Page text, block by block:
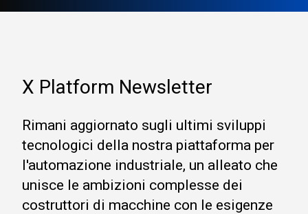
X Platform Newsletter
Rimani aggiornato sugli ultimi sviluppi
tecnologici della nostra piattaforma per
l'automazione industriale, un alleato che
unisce le ambizioni complesse dei
costruttori di macchine con le esigenze